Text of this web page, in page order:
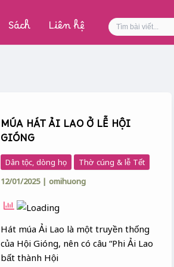
Sách Liên hệ Search
for:
MÚA HÁT ẢI LAO Ở LỄ HỘI
GIÓNG
Dân tộc, dòng họ
Thờ cúng & lễ Tết
12/01/2025 |omihuong
Hát múa Ải Lao là một truyền thống
của Hội Gióng, nên có câu “Phi Ải Lao
bất thành Hội
ẢI
LAO
Ở
LỄ
HỘI
GIÓNG